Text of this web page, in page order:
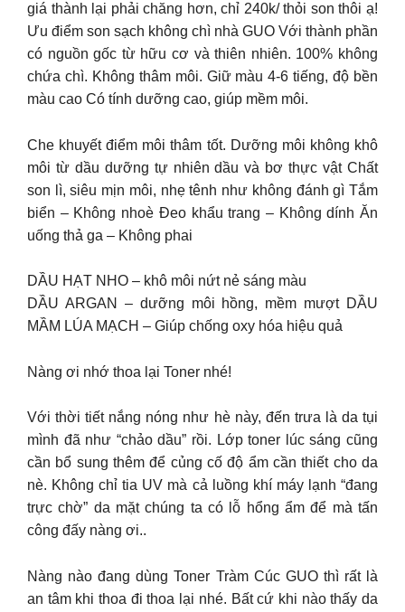
giá thành lại phải chăng hơn, chỉ 240k/ thỏi son thôi ạ!
Ưu điểm son sạch không chì nhà GUO Với thành phần
có nguồn gốc từ hữu cơ và thiên nhiên. 100% không
chứa chì. Không thâm môi. Giữ màu 4-6 tiếng, độ bền
màu cao Có tính dưỡng cao, giúp mềm môi.
Che khuyết điểm môi thâm tốt. Dưỡng môi không khô
môi từ dầu dưỡng tự nhiên dầu và bơ thực vật Chất
son lì, siêu mịn môi, nhẹ tênh như không đánh gì Tắm
biển – Không nhoè Đeo khẩu trang – Không dính Ăn
uống thả ga – Không phai
DẦU HẠT NHO – khô môi nứt nẻ sáng màu
DẦU ARGAN – dưỡng môi hồng, mềm mượt DẦU
MẦM LÚA MẠCH – Giúp chống oxy hóa hiệu quả
Nàng ơi nhớ thoa lại Toner nhé!
Với thời tiết nắng nóng như hè này, đến trưa là da tụi
mình đã như “chảo dầu” rồi. Lớp toner lúc sáng cũng
cần bổ sung thêm để củng cố độ ẩm cần thiết cho da
nè. Không chỉ tia UV mà cả luồng khí máy lạnh “đang
trực chờ” da mặt chúng ta có lỗ hổng ẩm để mà tấn
công đấy nàng ơi..
Nàng nào đang dùng Toner Tràm Cúc GUO thì rất là
an tâm khi thoa đi thoa lại nhé. Bất cứ khi nào thấy da